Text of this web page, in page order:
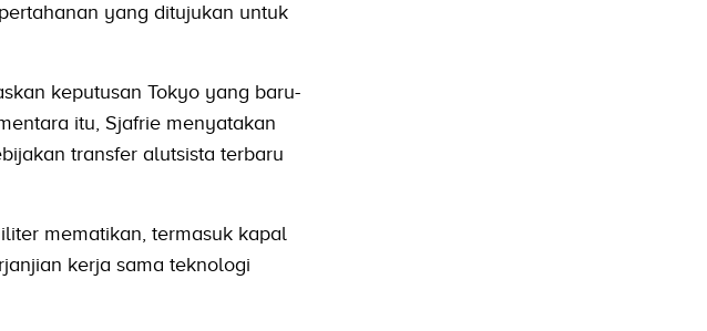
yang ditujukan untuk
keputusan Tokyo yang baru-
itu, Sjafrie menyatakan
transfer alutsista terbaru
mematikan, termasuk kapal
kerja sama teknologi